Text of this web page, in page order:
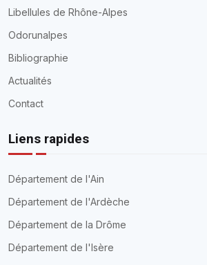
Libellules de Rhône-Alpes
Odorunalpes
Bibliographie
Actualités
Contact
Liens rapides
Département de l'Ain
Département de l'Ardèche
Département de la Drôme
Département de l'Isère